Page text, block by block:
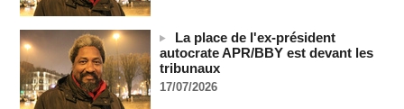
Depuis le « cessez-le-feu » à Gaza, les forces israéliennes
ont tué 300 enfants palestiniens (UNICEF)
07/08/2026 -
Guinée-Bissau - Première visite de la médiation sénégalaise
après le sommet de la Cedeao
07/08/2026 -
La place de l'ex-président
autocrate APR/BBY est devant les
tribunaux
17/07/2026